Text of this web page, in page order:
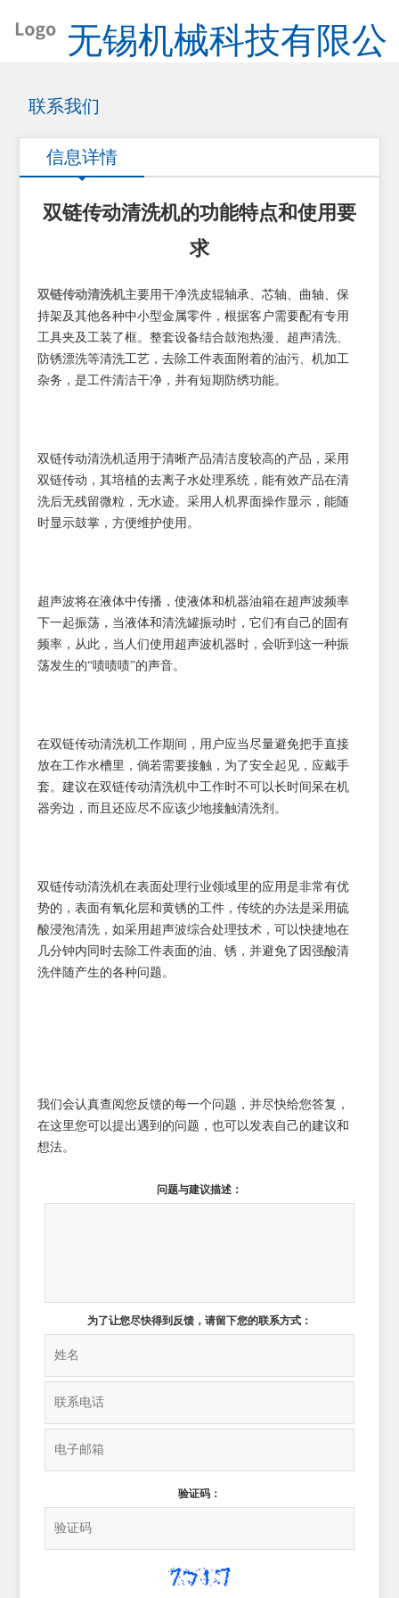
无锡机械科技有限公
司
联系我们
信息详情
双链传动清洗机的功能特点和使用要
求
双链传动清洗机主要用干净洗皮辊轴承、芯轴、曲轴、保
持架及其他各种中小型金属零件，根据客户需要配有专用
工具夹及工装了框。整套设备结合鼓泡热漫、超声清洗、
防锈漂洗等清洗工艺，去除工件表面附着的油污、机加工
杂务，是工件清洁干净，并有短期防绣功能。
双链传动清洗机适用于清晰产品清洁度较高的产品，采用
双链传动，其培植的去离子水处理系统，能有效产品在清
洗后无残留微粒，无水迹。采用人机界面操作显示，能随
时显示鼓掌，方便维护使用。
超声波将在液体中传播，使液体和机器油箱在超声波频率
下一起振荡，当液体和清洗罐振动时，它们有自己的固有
频率，从此，当人们使用超声波机器时，会听到这一种振
荡发生的“啧啧啧”的声音。
在双链传动清洗机工作期间，用户应当尽量避免把手直接
放在工作水槽里，倘若需要接触，为了安全起见，应戴手
套。建议在双链传动清洗机中工作时不可以长时间呆在机
器旁边，而且还应尽不应该少地接触清洗剂。
双链传动清洗机在表面处理行业领域里的应用是非常有优
势的，表面有氧化层和黄锈的工件，传统的办法是采用硫
酸浸泡清洗，如采用超声波综合处理技术，可以快捷地在
几分钟内同时去除工件表面的油、锈，并避免了因强酸清
洗伴随产生的各种问题。
我们会认真查阅您反馈的每一个问题，并尽快给您答复，
在这里您可以提出遇到的问题，也可以发表自己的建议和
想法。
问题与建议描述：
为了让您尽快得到反馈，请留下您的联系方式：
验证码：